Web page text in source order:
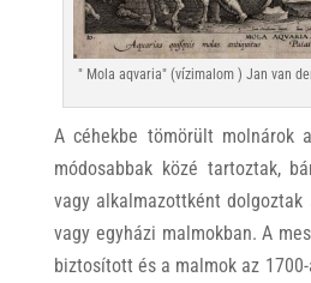
" Mola aqvaria" (vízimalom ) Jan van
A céhekbe tömörült molnárok
módosabbak közé tartoztak,
vagy alkalmazottként dolgoztak
vagy egyházi malmokban. A
biztosított és a malmok az